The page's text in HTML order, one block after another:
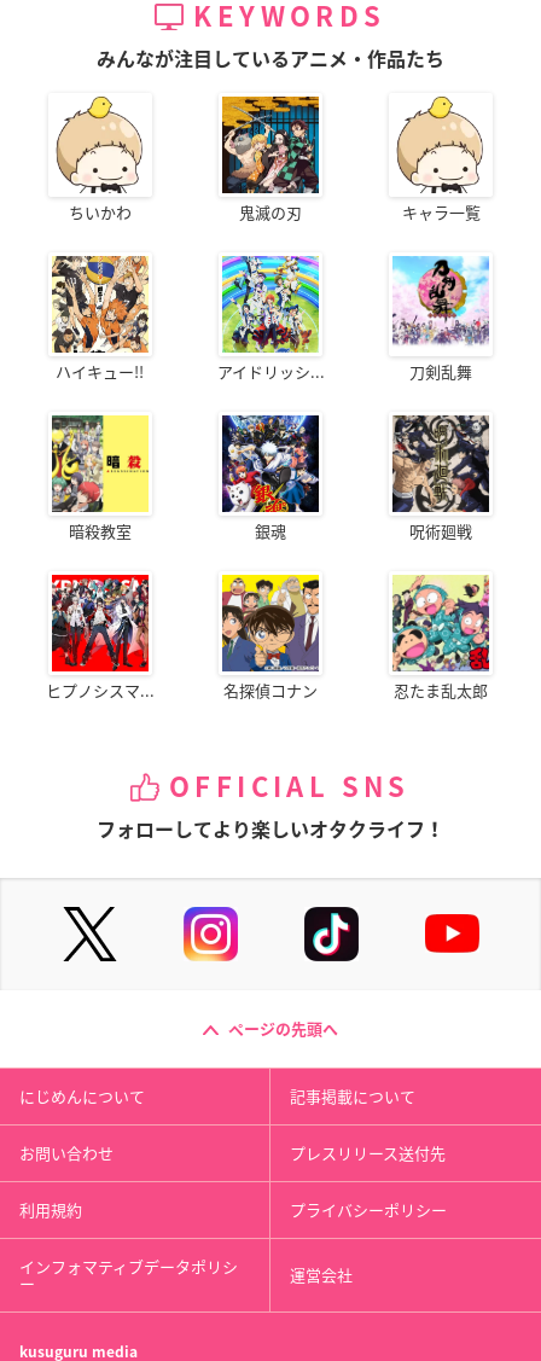
KEYWORDS
みんなが注目しているアニメ・作品たち
ちいかわ 鬼滅の刃 キャラ一覧
ハイキュー!! アイドリッシ... 刀剣乱舞
暗殺教室 銀魂 呪術廻戦
ヒプノシスマ... 名探偵コナン 忍たま乱太郎
OFFICIAL SNS
フォローしてより楽しいオタクライフ！
ページの先頭へ
にじめんについて 記事掲載について
お問い合わせ プレスリリース送付先
利用規約 プライバシーポリシー
インフォマティブデータポリシ
ー 運営会社
kusuguru media